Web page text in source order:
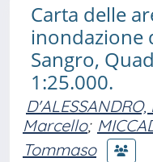
Carta delle
inondazione
Sangro,
1:25.000.
Marcello;
Tommaso